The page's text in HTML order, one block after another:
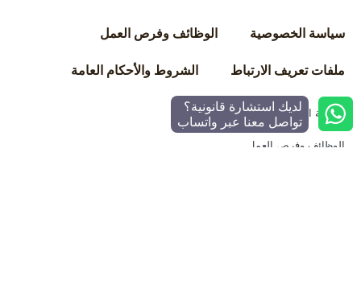
سياسة الخصوصية الوظائف وفرص العمل
ملفات تعريف الارتباط الشروط والأحكام العامة
سياسة الخصوصية
الوظائف وفرص العمل
لديك استشارة قانونية؟
تواصل معنا عبر واتساب